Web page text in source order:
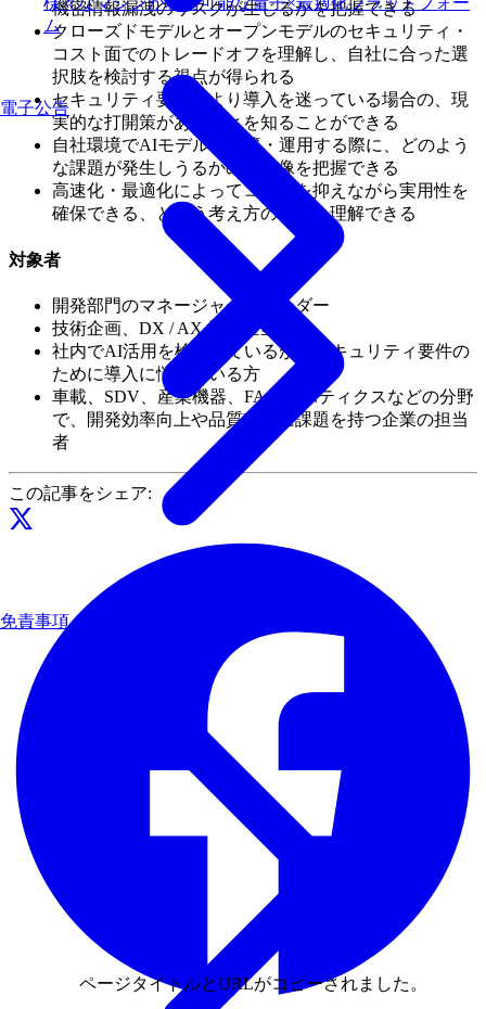
ム
電子公告
免責事項
機密情報漏洩のリスクが生じるかを把握できる
クローズドモデルとオープンモデルのセキュリティ・
コスト面でのトレードオフを理解し、自社に合った選
択肢を検討する視点が得られる
セキュリティ要件により導入を迷っている場合の、現
実的な打開策があることを知ることができる
自社環境でAIモデルを構築・運用する際に、どのよう
な課題が発生しうるかの全体像を把握できる
高速化・最適化によってコストを抑えながら実用性を
確保できる、という考え方の存在を理解できる
対象者
開発部門のマネージャー、リーダー
技術企画、DX / AX 推進担当者
社内でAI活用を検討しているが、セキュリティ要件の
ために導入に悩んでいる方
車載、SDV、産業機器、FA、ロボティクスなどの分野
で、開発効率向上や品質改善に課題を持つ企業の担当
者
この記事をシェア:
ページタイトルとURLがコピーされました。